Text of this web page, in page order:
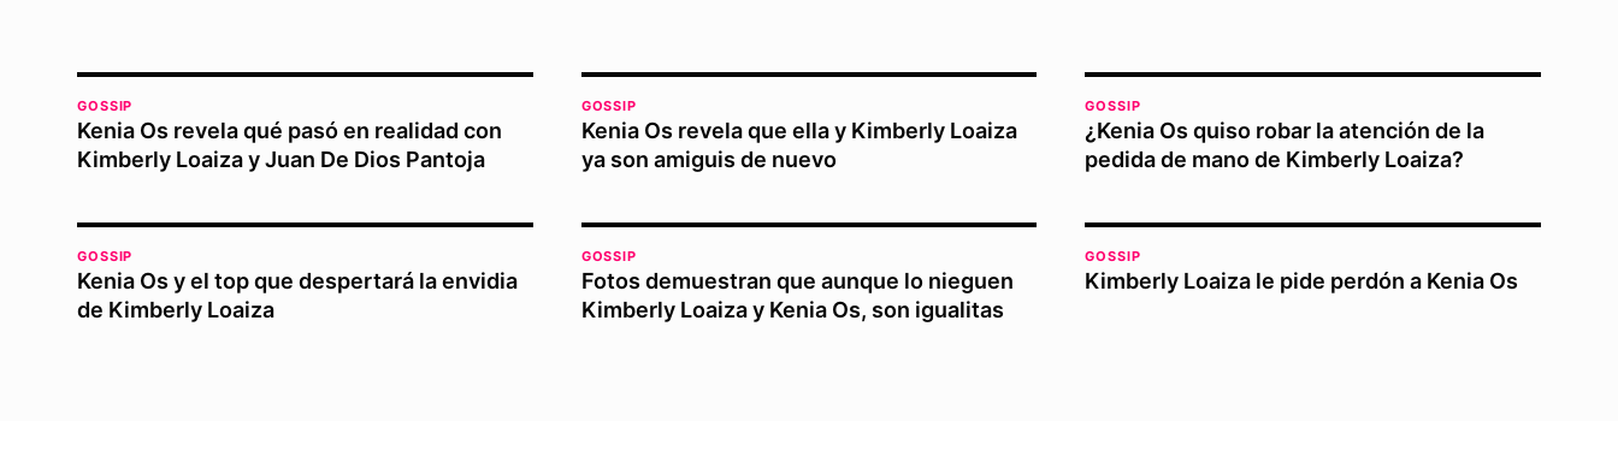
GOSSIP
Kenia Os revela qué pasó en realidad con
Kimberly Loaiza y Juan De Dios Pantoja
GOSSIP
Kenia Os revela que ella y Kimberly Loaiza
ya son amiguis de nuevo
GOSSIP
¿Kenia Os quiso robar la atención de la
pedida de mano de Kimberly Loaiza?
GOSSIP
Kenia Os y el top que despertará la envidia
de Kimberly Loaiza
GOSSIP
Fotos demuestran que aunque lo nieguen
Kimberly Loaiza y Kenia Os, son igualitas
GOSSIP
Kimberly Loaiza le pide perdón a Kenia Os